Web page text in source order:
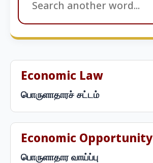
Economic Law
பொருளாதாரச் சட்டம்
Economic Opportunity
பொருளாதார வாய்ப்பு